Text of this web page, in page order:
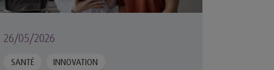
26/05/2026
SANTÉ INNOVATION